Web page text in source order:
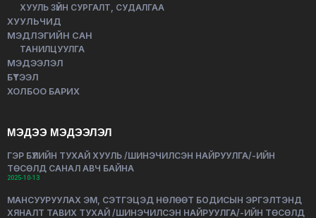
ХУУЛЬ ЗҮЙН СУРГАЛТ, СУДАЛГАА
ХУУЛЬЧИД
МЭДЛЭГИЙН САН
ТАНИЛЦУУЛГА
МЭДЭЭЛЭЛ
БҮТЭЭЛ
ХОЛБОО БАРИХ
МЭДЭЭ МЭДЭЭЛЭЛ
ГЭР БҮЛИЙН ТУХАЙ ХУУЛЬ /ШИНЭЧИЛСЭН НАЙРУУЛГА/-ИЙН
ТӨСӨЛД САНАЛ АВЧ БАЙНА
2025-10-13
МАНСУУРУУЛАХ ЭМ, СЭТГЭЦЭД НӨЛӨӨТ БОДИСЫН ЭРГЭЛТЭНД
ХЯНАЛТ ТАВИХ ТУХАЙ /ШИНЭЧИЛСЭН НАЙРУУЛГА/-ИЙН ТӨСӨЛД